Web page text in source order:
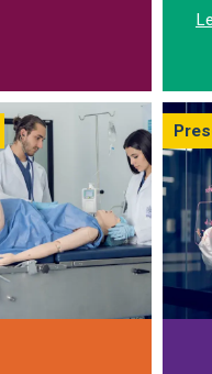
sobre Estudia Ingeniería